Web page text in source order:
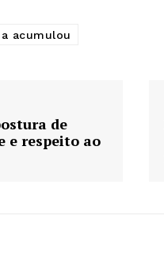
acumulou
de
e respeito ao